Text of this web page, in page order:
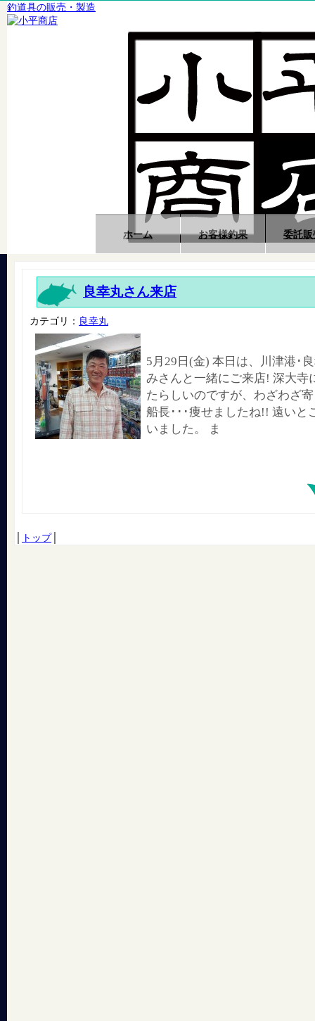
釣道具の販売・製造
ホーム お客様釣果 委託販
良幸丸さん来店
カテゴリ： 良幸丸
5月29日(金) 本日は、川津港･
みさんと一緒にご来店! 深大寺
たらしいのですが、わざわざ
船長･･･痩せましたね!! 遠いと
いました。 ま
トップ│